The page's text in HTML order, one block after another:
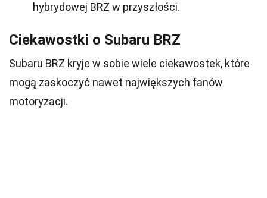
hybrydowej BRZ w przyszłości.
Ciekawostki o Subaru BRZ
Subaru BRZ kryje w sobie wiele ciekawostek, które
mogą zaskoczyć nawet największych fanów
motoryzacji.